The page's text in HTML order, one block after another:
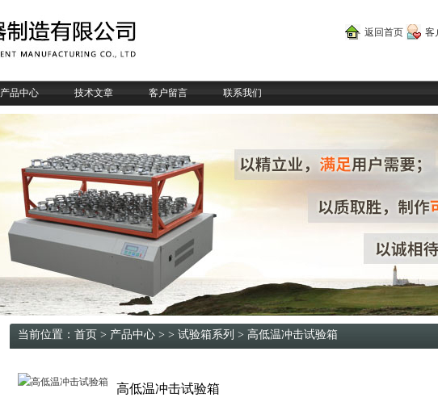
返回首页 客
产品中心 技术文章 客户留言 联系我们
当前位置： 首页 > 产品中心 > > 试验箱系列 > 高低温冲击试验箱
高低温冲击试验箱